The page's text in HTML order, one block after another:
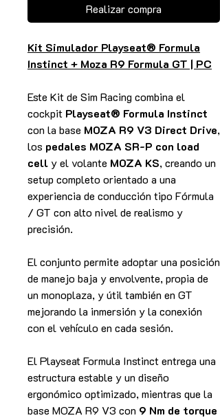
Realizar compra
Kit Simulador Playseat® Formula
Instinct + Moza R9 Formula GT | PC
Este Kit de Sim Racing combina el
cockpit Playseat® Formula Instinct
con la base MOZA R9 V3 Direct Drive,
los pedales MOZA SR-P con load
cell y el volante MOZA KS, creando un
setup completo orientado a una
experiencia de conducción tipo Fórmula
/ GT con alto nivel de realismo y
precisión.
El conjunto permite adoptar una posición
de manejo baja y envolvente, propia de
un monoplaza, y útil también en GT
mejorando la inmersión y la conexión
con el vehículo en cada sesión.
El Playseat Formula Instinct entrega una
estructura estable y un diseño
ergonómico optimizado, mientras que la
base MOZA R9 V3 con 9 Nm de torque